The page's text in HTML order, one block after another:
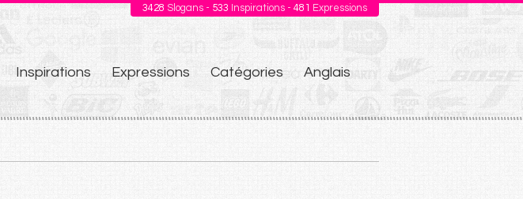
3428 Slogans - 533 Inspirations - 481 Expressions
Inspirations Expressions Catégories Anglais